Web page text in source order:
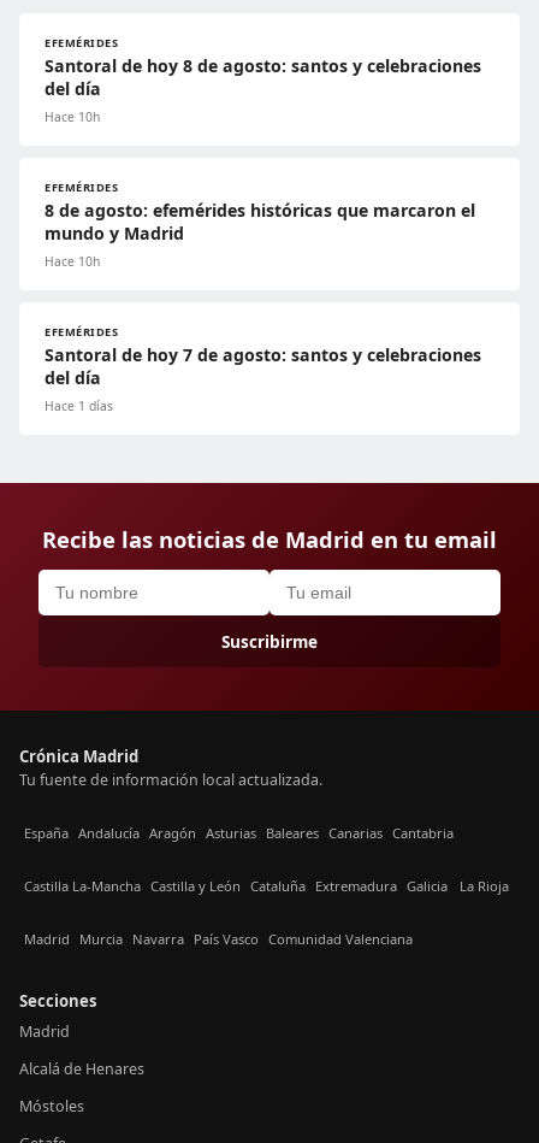
EFEMÉRIDES
Santoral de hoy 8 de agosto: santos y celebraciones
del día
Hace 10h
EFEMÉRIDES
8 de agosto: efemérides históricas que marcaron el
mundo y Madrid
Hace 10h
EFEMÉRIDES
Santoral de hoy 7 de agosto: santos y celebraciones
del día
Hace 1 días
Recibe las noticias de Madrid en tu email
Suscribirme
Crónica Madrid
Tu fuente de información local actualizada.
España Andalucía Aragón Asturias Baleares Canarias Cantabria
Castilla La-Mancha Castilla y León Cataluña Extremadura Galicia La Rioja
Madrid Murcia Navarra País Vasco Comunidad Valenciana
Secciones
Madrid
Alcalá de Henares
Móstoles